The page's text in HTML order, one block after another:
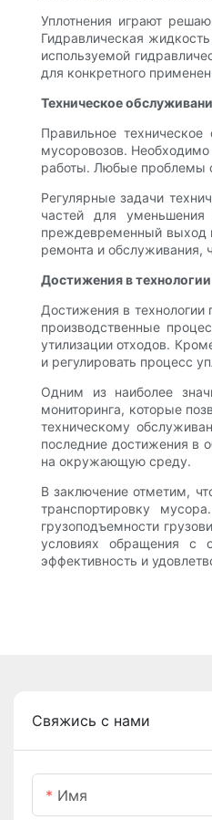
Уплотнения играют
Гидравлическая
используемой
для конкретного
Техническое
Правильное
мусоровозов.
работы. Любые проблемы
Регулярные задачи
частей для
преждевременный выход
ремонта и обслуживания,
Достижения в
Достижения в
производственные
утилизации отходов.
и регулировать процесс
Одним из наиболее
мониторинга, которые
техническому
последние достижения в
на окружающую среду.
В заключение отметим,
транспортировку
грузоподъемности
условиях обращения с
эффективность и
Свяжись с нами
Имя